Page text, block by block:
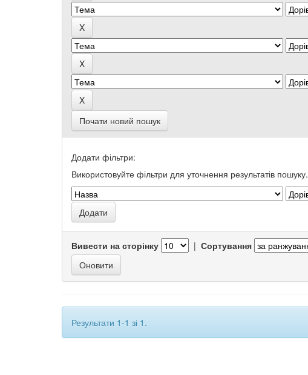
Почати новий пошук
Додати фільтри:
Використовуйте фільтри для уточнення результатів пошуку.
Вивести на сторінку | Сортування
Результати 1-1 зі 1.